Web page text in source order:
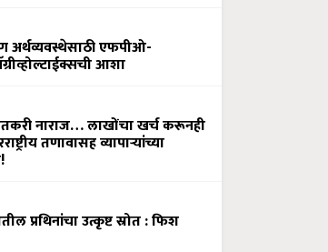
अर्थव्यवस्थेसाठी एफपीओ-
आशा
नाराज… लाखोंचा खर्च करूनही
तणावासह व्यापाऱ्यांच्या
प्रथिनांचा उत्कृष्ट स्रोत : फिश